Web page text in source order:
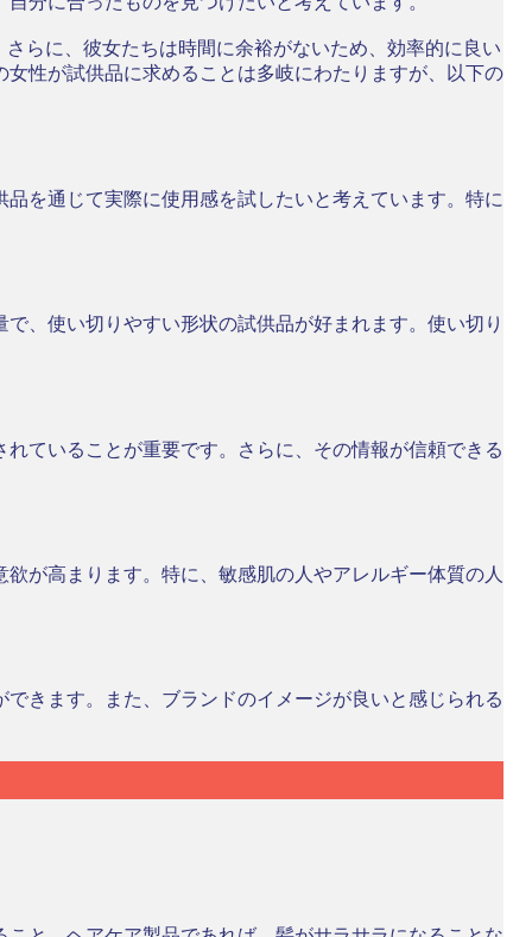
らに、彼女たちは時間に余裕がないため、効率的に良い
性が試供品に求めることは多岐にわたりますが、以下の
を通じて実際に使用感を試したいと考えています。特に
、使い切りやすい形状の試供品が好まれます。使い切り
ていることが重要です。さらに、その情報が信頼できる
が高まります。特に、敏感肌の人やアレルギー体質の人
きます。また、ブランドのイメージが良いと感じられる